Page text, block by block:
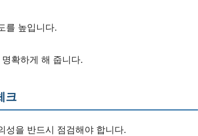
를 높입니다.
확하게 해 줍니다.
크
성을 반드시 점검해야 합니다.